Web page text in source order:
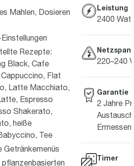
Mahlen, Dosieren
Rezepte:
Black, Cafe
Flat
Latte Macchiato,
Espresso
Shakerato,
heiße
Tee
Getränkemenüs
Leistung
2400
220–240
Garantie
2 Jahre
Timer